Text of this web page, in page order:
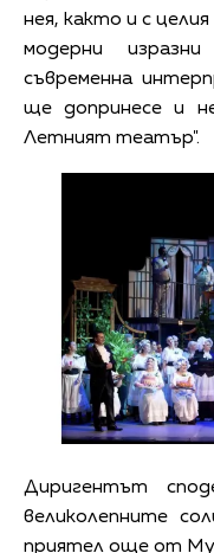
нея, както и с
модерни
съвременна
ще допринесе и
Летният театър".
Диригентът
великолепните
приятел още от